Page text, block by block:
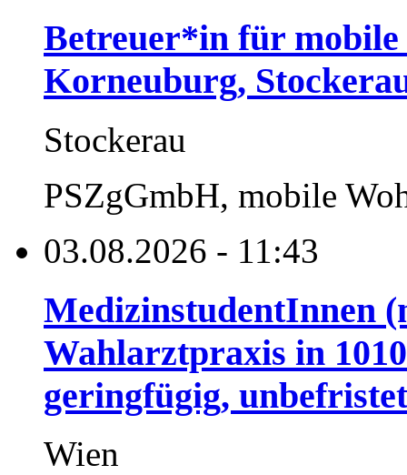
Betreuer*in für mobile
Korneuburg,
Stockerau
PSZgGmbH, mobile
03.08.2026 - 11:43
MedizinstudentInnen
Wahlarztpraxis in
geringfügig,
Wien